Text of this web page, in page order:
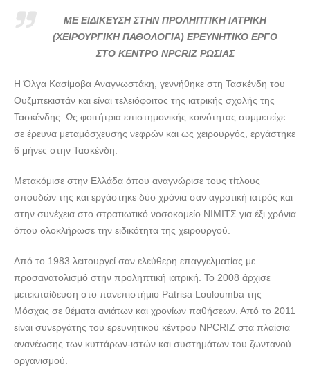
ΜΕ ΕΙΔΙΚΕΥΣΗ ΣΤΗΝ ΠΡΟΛΗΠΤΙΚΗ ΙΑΤΡΙΚΗ
(ΧΕΙΡΟΥΡΓΙΚΗ ΠΑΘΟΛΟΓΙΑ) ΕΡΕΥΝΗΤΙΚΟ ΕΡΓΟ
ΣΤΟ ΚΕΝΤΡΟ NPCRIZ ΡΩΣΙΑΣ
Η Όλγα Κασίμοβα Aναγνωστάκη, γεννήθηκε στη Τασκένδη του
Ουζμπεκιστάν και είναι τελειόφοιτος της ιατρικής σχολής της
Τασκένδης. Ως φοιτήτρια επιστημονικής κοινότητας συμμετείχε
σε έρευνα μεταμόσχευσης νεφρών και ως χειρουργός, εργάστηκε
6 μήνες στην Τασκένδη.
Μετακόμισε στην Ελλάδα όπου αναγνώρισε τους τίτλους
σπουδών της και εργάστηκε δύο χρόνια σαν αγροτική ιατρός και
στην συνέχεια στο στρατιωτικό νοσοκομείο ΝΙΜΙΤΣ για έξι χρόνια
όπου ολοκλήρωσε την ειδικότητα της χειρουργού.
Από το 1983 λειτουργεί σαν ελεύθερη επαγγελματίας με
προσανατολισμό στην προληπτική ιατρική. Το 2008 άρχισε
μετεκπαίδευση στο πανεπιστήμιο Patrisa Louloumba της
Μόσχας σε θέματα ανιάτων και χρονίων παθήσεων. Από το 2011
είναι συνεργάτης του ερευνητικού κέντρου NPCRIZ στα πλαίσια
ανανέωσης των κυττάρων-ιστών και συστημάτων του ζωντανού
οργανισμού.